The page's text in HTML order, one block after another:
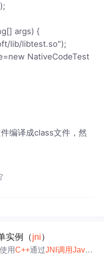
args) {
lib/libtest.so");
NativeCodeTest
编译成class文件，然
实例（ jni ）
用C++通过JNI调用Java